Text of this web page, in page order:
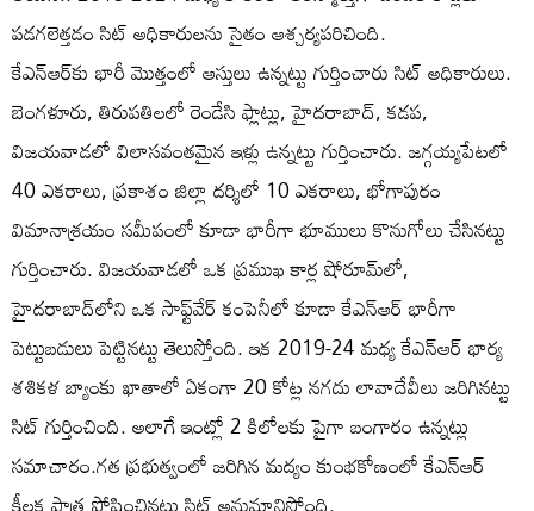
పడగలెత్తడం సిట్ అధికారులను సైతం ఆశ్చర్యపరిచింది.
కేఎన్‌ఆర్‌కు భారీ మొత్తంలో ఆస్తులు ఉన్నట్టు గుర్తించారు సిట్‌ అధికారులు.
బెంగళూరు, తిరుపతిలలో రెండేసి ఫ్లాట్లు, హైదరాబాద్, కడప,
విజయవాడలో విలాసవంతమైన ఇళ్లు ఉన్నట్టు గుర్తించారు. జగ్గయ్యపేటలో
40 ఎకరాలు, ప్రకాశం జిల్లా దర్శిలో 10 ఎకరాలు, భోగాపురం
విమానాశ్రయం సమీపంలో కూడా భారీగా భూములు కొనుగోలు చేసినట్టు
గుర్తించారు. విజయవాడలో ఒక ప్రముఖ కార్ల షోరూమ్‌లో,
హైదరాబాద్‌లోని ఒక సాఫ్ట్‌వేర్ కంపెనీలో కూడా కేఎన్‌ఆర్‌ భారీగా
పెట్టుబడులు పెట్టినట్టు తెలుస్తోంది. ఇక 2019-24 మధ్య కేఎన్‌ఆర్‌ భార్య
శశికళ బ్యాంకు ఖాతాలో ఏకంగా 20 కోట్ల నగదు లావాదేవీలు జరిగినట్టు
సిట్ గుర్తించింది. అలాగే ఇంట్లో 2 కిలోలకు పైగా బంగారం ఉన్నట్లు
సమాచారం.గత ప్రభుత్వంలో జరిగిన మద్యం కుంభకోణంలో కేఎన్‌ఆర్